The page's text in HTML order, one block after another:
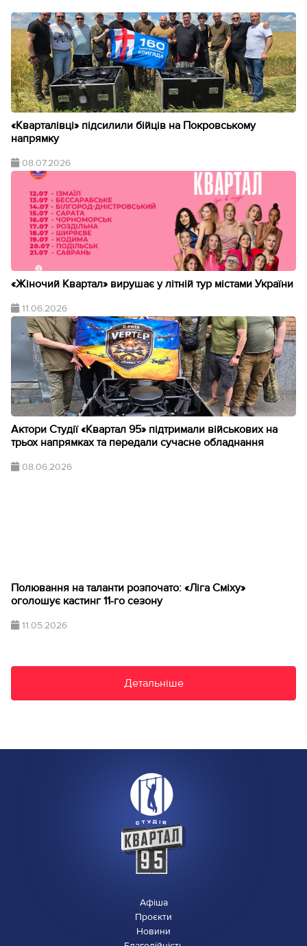
«Кварталівці» підсилили бійців на Покровському
напрямку
08.07.2026
«Жіночий Квартал» вирушає у літній тур містами України
11.06.2026
Актори Студії «Квартал 95» підтримали військових на
трьох напрямках та передали сучасне обладнання
08.06.2026
Полювання на таланти розпочато: «Ліга Сміху»
оголошує кастинг 11-го сезону
11.05.2026
Детальніше
Афіша
Проєкти
Новини